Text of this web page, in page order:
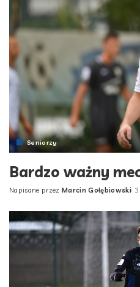
Seniorzy
Bardzo ważny
Posted
Napisane przez Marcin Gołębiowski